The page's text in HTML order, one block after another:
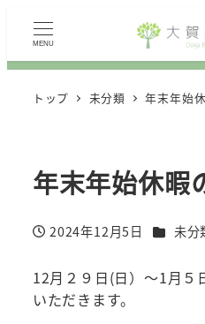
MENU
トップ 未分類 年末年始
年末年始休暇
投稿日
2024年12月5日 カテゴリ
未分
12月２９日(日）～1月５
いただきます。